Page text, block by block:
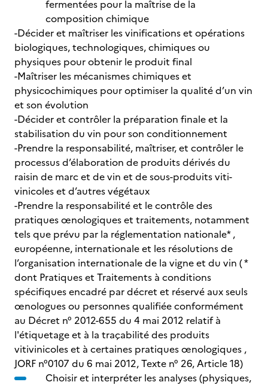
fermentées pour la maîtrise de la
composition chimique
-Décider et maîtriser les vinifications et opérations
biologiques, technologiques, chimiques ou
physiques pour obtenir le produit final
-Maîtriser les mécanismes chimiques et
physicochimiques pour optimiser la qualité d’un vin
et son évolution
-Décider et contrôler la préparation finale et la
stabilisation du vin pour son conditionnement
-Prendre la responsabilité, maîtriser, et contrôler le
processus d’élaboration de produits dérivés du
raisin de marc et de vin et de sous-produits viti-
vinicoles et d’autres végétaux
-Prendre la responsabilité et le contrôle des
pratiques œnologiques et traitements, notamment
tels que prévu par la réglementation nationale* ,
européenne, internationale et les résolutions de
l’organisation internationale de la vigne et du vin ( *
dont Pratiques et Traitements à conditions
spécifiques encadré par décret et réservé aux seuls
œnologues ou personnes qualifiée conformément
au Décret n° 2012-655 du 4 mai 2012 relatif à
l'étiquetage et à la traçabilité des produits
vitivinicoles et à certaines pratiques œnologiques ,
JORF n°0107 du 6 mai 2012, Texte n° 26, Article 18)
Choisir et interpréter les analyses (physiques,